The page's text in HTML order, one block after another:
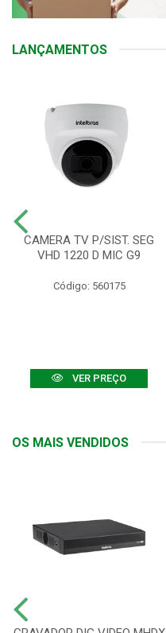
LANÇAMENTOS
CAMERA TV P/SIST. SEG
VHD 1220 D MIC G9
Código: 560175
VER PREÇO
OS MAIS VENDIDOS